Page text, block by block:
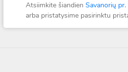
Atsiimkite šiandien Savanorių
arba pristatysime pasirinktu